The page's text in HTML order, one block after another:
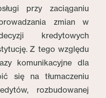
przy zaciąganiu
zmian w
kredytowych
Z tego względu
komunikacyjne dla
się na tłumaczeniu
rozbudowanej